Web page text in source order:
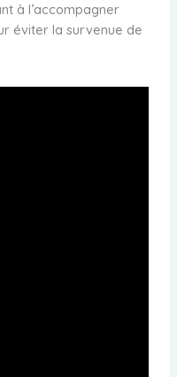
à l’accompagner
éviter la survenue de